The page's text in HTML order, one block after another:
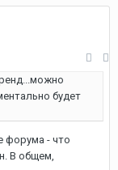
будет
форума - что
В общем,